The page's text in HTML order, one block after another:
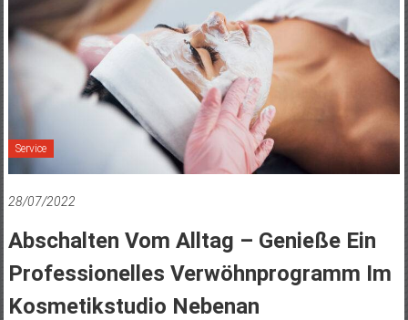
Service
28/07/2022
Abschalten Vom Alltag – Genieße Ein
Professionelles Verwöhnprogramm Im
Kosmetikstudio Nebenan